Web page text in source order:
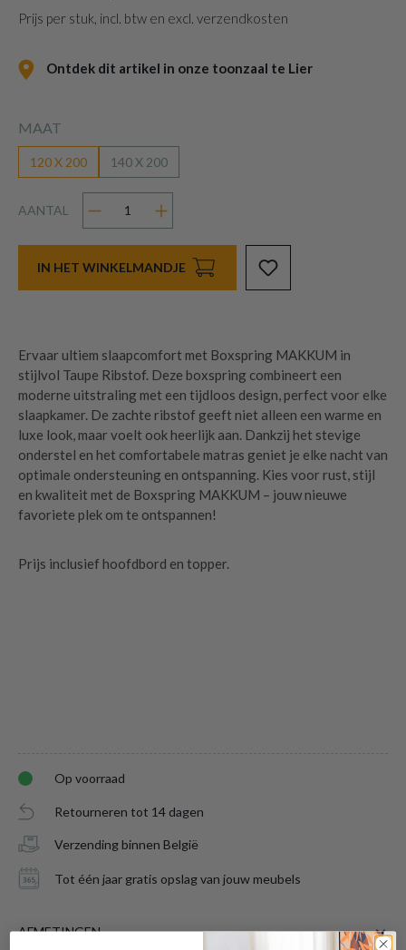
Prijs per stuk, incl. btw en excl. verzendkosten
Ontdek dit artikel in onze toonzaal te Lier
MAAT
120 X 200 140 X 200
AANTAL
IN HET WINKELMANDJE
Ervaar ultiem slaapcomfort met Boxspring MAKKUM in
stijlvol Taupe Ribstof. Deze boxspring combineert een
moderne uitstraling met een tijdloos design, perfect voor elke
slaapkamer. De zachte ribstof geeft niet alleen een warme en
luxe look, maar voelt ook heerlijk aan. Dankzij het stevige
onderstel en het comfortabele matras geniet je elke nacht van
optimale ondersteuning en ontspanning. Kies voor rust, stijl
en kwaliteit met de Boxspring MAKKUM – jouw nieuwe
favoriete plek om te ontspannen!
Prijs inclusief hoofdbord en topper.
Op voorraad
Retourneren tot 14 dagen
Verzending binnen België
Tot één jaar gratis opslag van jouw meubels
AFMETINGEN
toegevoegd aan je winkelmandje